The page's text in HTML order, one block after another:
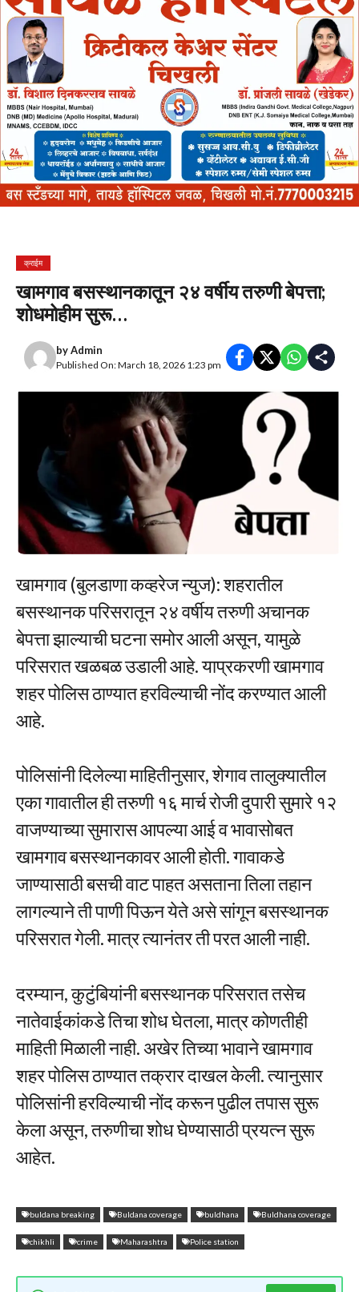
क्राईम
खामगाव बसस्थानकातून २४ वर्षीय तरुणी बेपत्ता;
शोधमोहीम सुरू…
byAdmin
Published On: March 18, 2026 1:23 pm
खामगाव (बुलडाणा कव्हरेज न्युज): शहरातील
बसस्थानक परिसरातून २४ वर्षीय तरुणी अचानक
बेपत्ता झाल्याची घटना समोर आली असून, यामुळे
परिसरात खळबळ उडाली आहे. याप्रकरणी खामगाव
शहर पोलिस ठाण्यात हरविल्याची नोंद करण्यात आली
आहे.
पोलिसांनी दिलेल्या माहितीनुसार, शेगाव तालुक्यातील
एका गावातील ही तरुणी १६ मार्च रोजी दुपारी सुमारे १२
वाजण्याच्या सुमारास आपल्या आई व भावासोबत
खामगाव बसस्थानकावर आली होती. गावाकडे
जाण्यासाठी बसची वाट पाहत असताना तिला तहान
लागल्याने ती पाणी पिऊन येते असे सांगून बसस्थानक
परिसरात गेली. मात्र त्यानंतर ती परत आली नाही.
दरम्यान, कुटुंबियांनी बसस्थानक परिसरात तसेच
नातेवाईकांकडे तिचा शोध घेतला, मात्र कोणतीही
माहिती मिळाली नाही. अखेर तिच्या भावाने खामगाव
शहर पोलिस ठाण्यात तक्रार दाखल केली. त्यानुसार
पोलिसांनी हरविल्याची नोंद करून पुढील तपास सुरू
केला असून, तरुणीचा शोध घेण्यासाठी प्रयत्न सुरू
आहेत.
buldana breaking Buldana coverage buldhana Buldhana coverage
chikhli crime Maharashtra Police station